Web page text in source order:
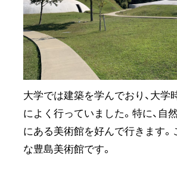
大学では建築を学んでおり、大学
によく行っていました。特に、自
にある美術館を好んで行きます。
な豊島美術館です。